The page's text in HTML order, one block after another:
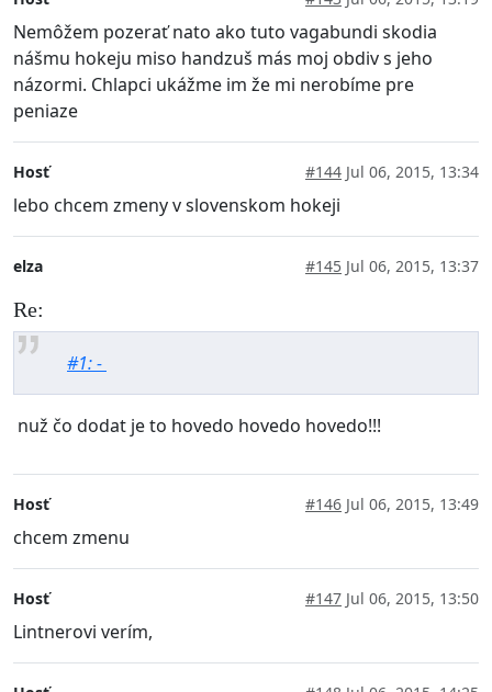
Nemôžem pozerať nato ako tuto vagabundi skodia
nášmu hokeju miso handzuš más moj obdiv s jeho
názormi. Chlapci ukážme im že mi nerobíme pre
peniaze
Hosť #144 Jul 06, 2015, 13:34
lebo chcem zmeny v slovenskom hokeji
elza #145 Jul 06, 2015, 13:37
Re:
#1: -
nuž čo dodat je to hovedo hovedo hovedo!!!
Hosť #146 Jul 06, 2015, 13:49
chcem zmenu
Hosť #147 Jul 06, 2015, 13:50
Lintnerovi verím,